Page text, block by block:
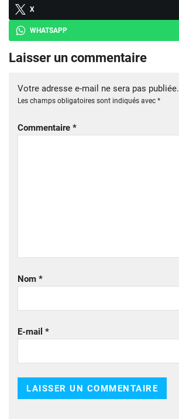
X
WHATSAPP
Laisser un commentaire
Votre adresse e-mail ne sera pas publiée.
Les champs obligatoires sont indiqués avec *
Commentaire *
Nom *
E-mail *